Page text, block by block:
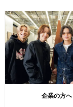
企業の方へ